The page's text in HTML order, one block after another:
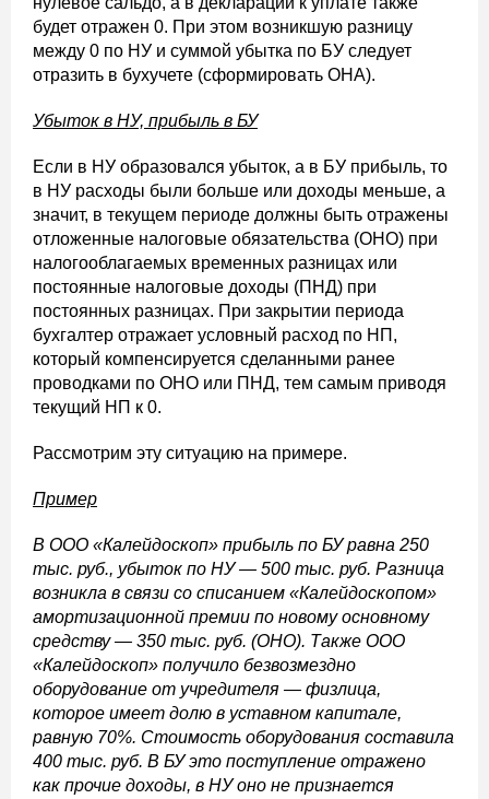
будет отражен 0. При этом возникшую разницу
между 0 по НУ и суммой убытка по БУ следует
отразить в бухучете (сформировать ОНА).
Убыток в НУ, прибыль в БУ
Если в НУ образовался убыток, а в БУ прибыль, то
в НУ расходы были больше или доходы меньше, а
значит, в текущем периоде должны быть отражены
отложенные налоговые обязательства (ОНО) при
налогооблагаемых временных разницах или
постоянные налоговые доходы (ПНД) при
постоянных разницах. При закрытии периода
бухгалтер отражает условный расход по НП,
который компенсируется сделанными ранее
проводками по ОНО или ПНД, тем самым приводя
текущий НП к 0.
Рассмотрим эту ситуацию на примере.
Пример
В ООО «Калейдоскоп» прибыль по БУ равна 250
тыс. руб., убыток по НУ — 500 тыс. руб. Разница
возникла в связи со списанием «Калейдоскопом»
амортизационной премии по новому основному
средству — 350 тыс. руб. (ОНО). Также ООО
«Калейдоскоп» получило безвозмездно
оборудование от учредителя — физлица,
которое имеет долю в уставном капитале,
равную 70%. Стоимость оборудования составила
400 тыс. руб. В БУ это поступление отражено
как прочие доходы, в НУ оно не признается